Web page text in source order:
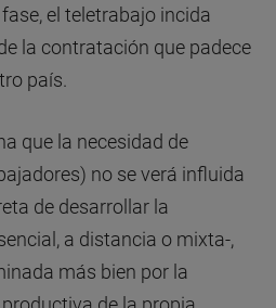
el teletrabajo incida
la contratación que padece
país.
que la necesidad de
no se verá influida
de desarrollar la
a distancia o mixta-,
más bien por la